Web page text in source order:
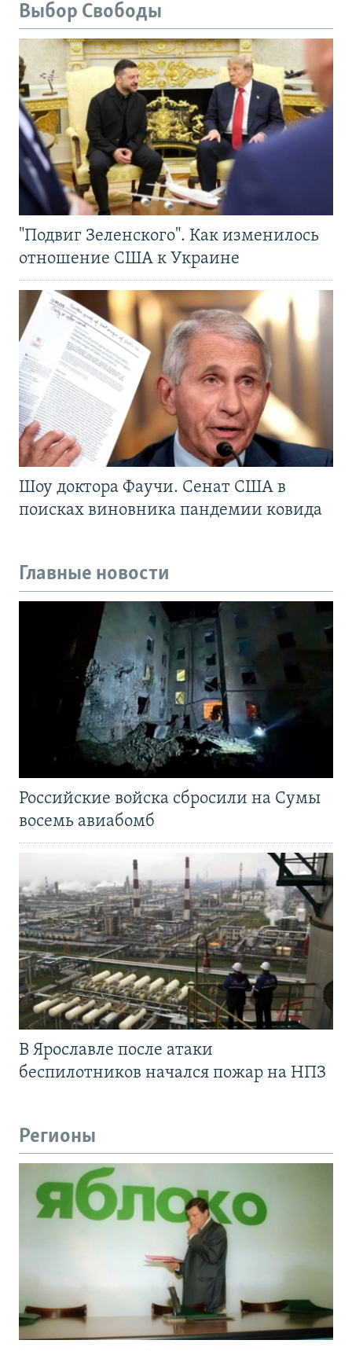
Выбор Свободы
"Подвиг Зеленского". Как изменилось
отношение США к Украине
Шоу доктора Фаучи. Сенат США в
поисках виновника пандемии ковида
Главные новости
Российские войска сбросили на Сумы
восемь авиабомб
В Ярославле после атаки
беспилотников начался пожар на НПЗ
Регионы